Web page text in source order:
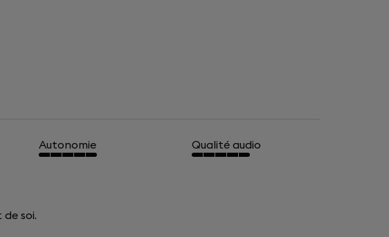
Autonomie Qualité audio
soi.